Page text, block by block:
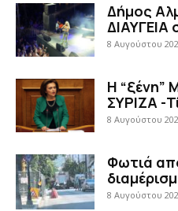
Δήμος
ΔΙΑΥΓΕΙΑ
8 Αυγούστου
Η “ξένη”
ΣΥΡΙΖΑ -
8 Αυγούστου
Φωτιά
8 Αυγούστου